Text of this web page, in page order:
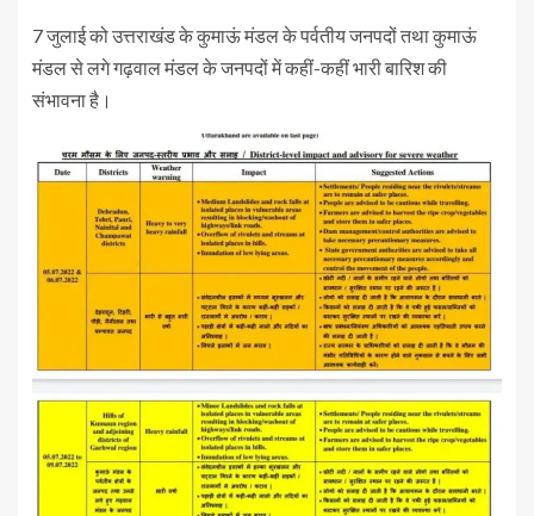
7 जुलाई को उत्तराखंड के कुमाऊं मंडल के पर्वतीय जनपदों तथा कुमाऊं
मंडल से लगे गढ़वाल मंडल के जनपदों में कहीं-कहीं भारी बारिश की
संभावना है।